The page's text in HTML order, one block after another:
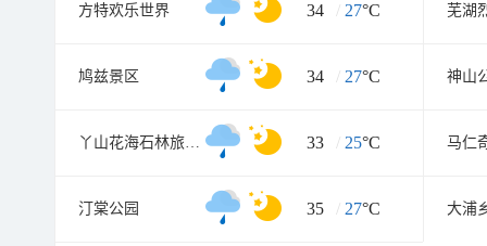
方特欢乐世界 34 / 27°C 芜湖
鸠兹景区 34 / 27°C 神山
丫山花海石林旅游风景区 33 / 25°C 马仁
汀棠公园 35 / 27°C 大浦